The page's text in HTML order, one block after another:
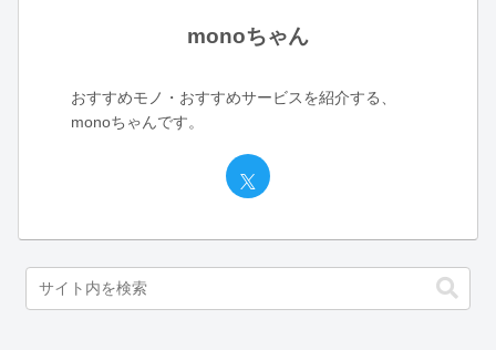
monoちゃん
おすすめモノ・おすすめサービスを紹介する、
monoちゃんです。